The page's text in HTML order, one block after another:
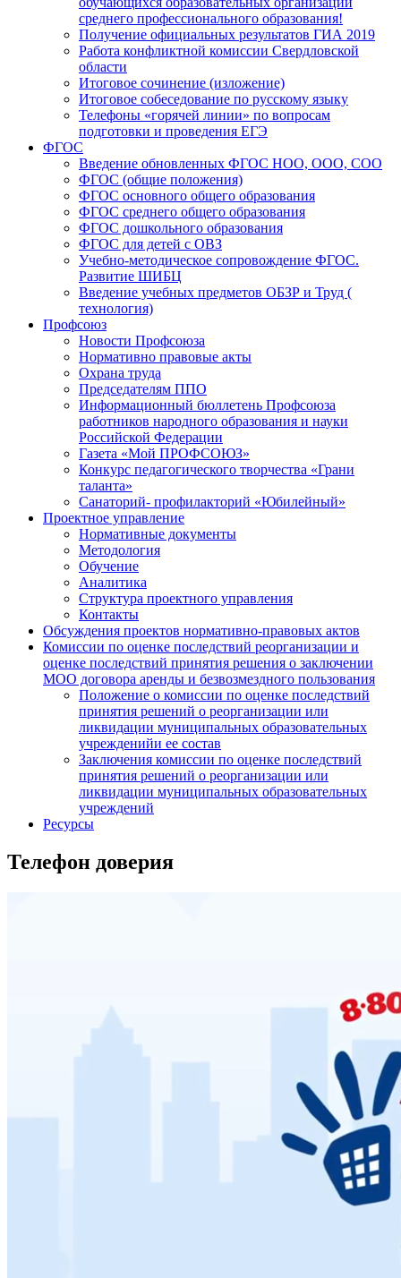
среднего профессионального образования!
Получение официальных результатов ГИА 2019
Работа конфликтной комиссии Свердловской
области
Итоговое сочинение (изложение)
Итоговое собеседование по русскому языку
Телефоны «горячей линии» по вопросам
подготовки и проведения ЕГЭ
ФГОС
Введение обновленных ФГОС НОО, ООО, СОО
ФГОС (общие положения)
ФГОС основного общего образования
ФГОС среднего общего образования
ФГОС дошкольного образования
ФГОС для детей с ОВЗ
Учебно-методическое сопровождение ФГОС.
Развитие ШИБЦ
Введение учебных предметов ОБЗР и Труд (
технология)
Профсоюз
Новости Профсоюза
Нормативно правовые акты
Охрана труда
Председателям ППО
Информационный бюллетень Профсоюза
работников народного образования и науки
Российской Федерации
Газета «Мой ПРОФСОЮЗ»
Конкурс педагогического творчества «Грани
таланта»
Санаторий- профилакторий «Юбилейный»
Проектное управление
Нормативные документы
Методология
Обучение
Аналитика
Структура проектного управления
Контакты
Обсуждения проектов нормативно-правовых актов
Комиссии по оценке последствий реорганизации и
оценке последствий принятия решения о заключении
МОО договора аренды и безвозмездного пользования
Положение о комиссии по оценке последствий
принятия решений о реорганизации или
ликвидации муниципальных образовательных
учрежденийи ее состав
Заключения комиссии по оценке последствий
принятия решений о реорганизации или
ликвидации муниципальных образовательных
учреждений
Ресурсы
Телефон доверия